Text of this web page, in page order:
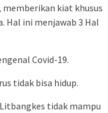
memberikan kiat khusus
Hal ini menjawab 3 Hal
Covid-19.
tidak bisa hidup.
tidak mampu